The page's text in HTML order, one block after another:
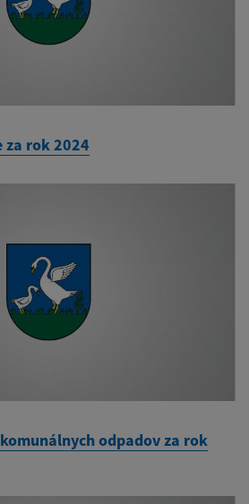
za rok 2024
odpadov za rok